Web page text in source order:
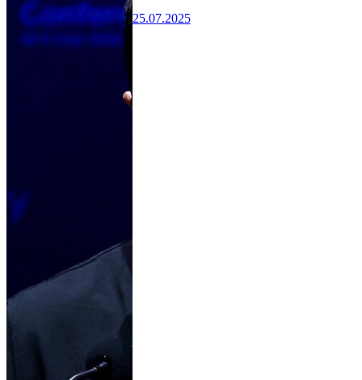
25.07.2025